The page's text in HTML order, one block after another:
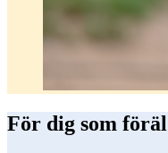
För dig som